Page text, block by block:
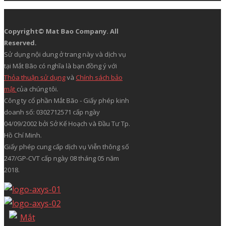
TẢI ỨNG DỤNG
TRỤ SỞ CHÍNH
12A Núi Thành, Phường Tân Bình, TP.Hồ Chí Minh, Việt
Nam
12A Núi Thành, Phường Tân Bình, TP.Hồ Chí Minh, Việt
Nam